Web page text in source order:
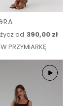
od 390,00 zł
PRZYMIARKĘ